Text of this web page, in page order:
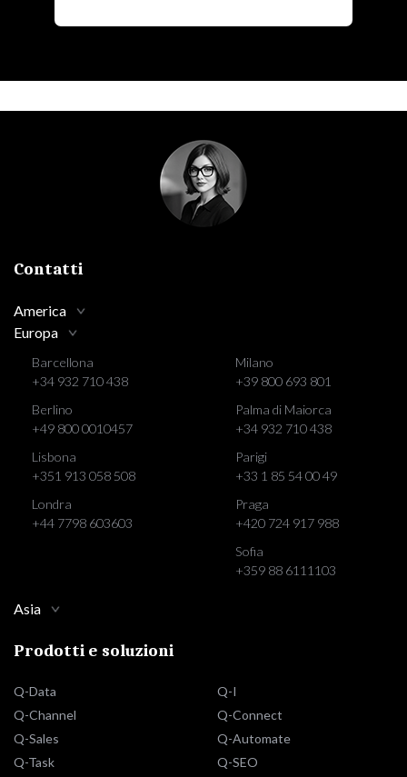
Contatti
America
Europa
Barcellona
+34 932 710 438
Berlino
+49 800 0010457
Lisbona
+351 913 058 508
Londra
+44 7798 603603
Milano
+39 800 693 801
Palma di Maiorca
+34 932 710 438
Parigi
+33 1 85 54 00 49
Praga
+420 724 917 988
Sofia
+359 88 6111103
Asia
Prodotti e soluzioni
Q-Data
Q-Channel
Q-Sales
Q-Task
Q-I
Q-Connect
Q-Automate
Q-SEO